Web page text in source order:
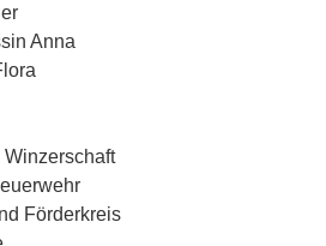
Anna
Winzerschaft
Förderkreis